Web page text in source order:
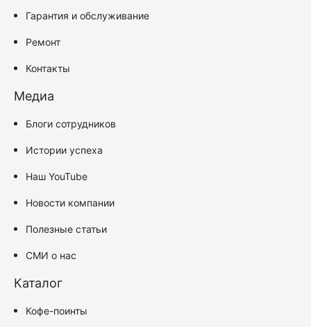
Гарантия и обслуживание
Ремонт
Контакты
Медиа
Блоги сотрудников
Истории успеха
Наш YouTube
Новости компании
Полезные статьи
СМИ о нас
Каталог
Кофе-поинты